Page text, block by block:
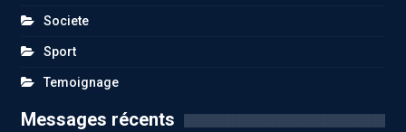
Societe
Sport
Temoignage
Messages récents